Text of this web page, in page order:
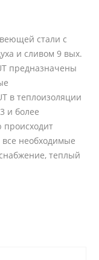
стали с
и сливом 9 вых.
предназначены
в теплоизоляции
и более
необходимые
теплый